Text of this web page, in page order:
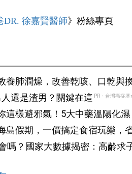
DR. 徐嘉賢醫師》粉絲專頁
養肺潤燥，改善乾咳、口乾與
還是渣男？關鍵在這 PR・台灣癌症基
這樣避邪氣！5大中藥溫陽化濕
島假期，一價搞定食宿玩樂，
嗎？國家大數據揭密：高齡求